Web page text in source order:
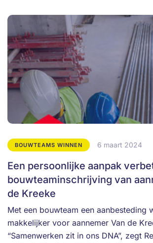
BOUWTEAMS WINNEN 6 maart 2024
Een persoonlijke aanpak
bouwteaminschrijving van
de Kreeke
Met een bouwteam een aanbesteding
makkelijker voor aannemer Van de
“Samenwerken zit in ons DNA”, zegt